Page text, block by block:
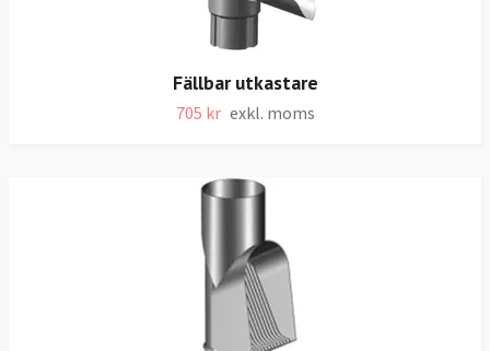
Fällbar utkastare
705 kr exkl. moms